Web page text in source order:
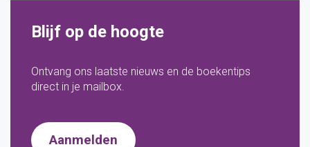
Blijf op de hoogte
Ontvang ons laatste nieuws en de boekentips
direct in je mailbox.
Aanmelden